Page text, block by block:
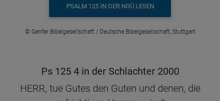
PSALM 125 IN DER NGÜ LESEN
© Genfer Bibelgesellschaft / Deutsche Bibelgesellschaft, Stuttgart
Ps 125 4 in der Schlachter 2000
HERR, tue Gutes den Guten und denen, die